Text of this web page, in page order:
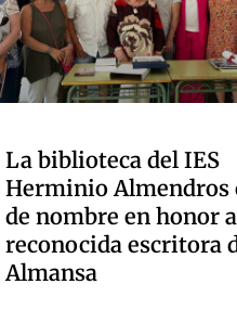
La biblioteca del IES
Herminio Almendros
de nombre en honor
reconocida escritora
Almansa